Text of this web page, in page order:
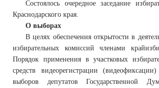
Состоялось очередное заседание
Краснодарского края.
О выборах
В целях обеспечения открытости в
избирательных комиссий членами
Порядок применения в участковых
средств видеорегистрации
выборов депутатов Государственной